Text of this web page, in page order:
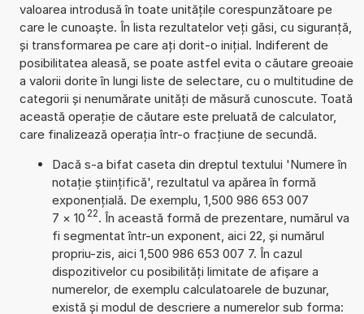
valoarea introdusă în toate unitățile corespunzătoare pe
care le cunoaște. În lista rezultatelor veți găsi, cu siguranță,
și transformarea pe care ați dorit-o inițial. Indiferent de
posibilitatea aleasă, se poate astfel evita o căutare greoaie
a valorii dorite în lungi liste de selectare, cu o multitudine de
categorii și nenumărate unități de măsură cunoscute. Toată
această operație de căutare este preluată de calculator,
care finalizează operația într-o fracțiune de secundă.
Dacă s-a bifat caseta din dreptul textului 'Numere în
notație științifică', rezultatul va apărea în formă
exponențială. De exemplu, 1,500 986 653 007
7 × 10 22. În această formă de prezentare, numărul va
fi segmentat într-un exponent, aici 22, și numărul
propriu-zis, aici 1,500 986 653 007 7. În cazul
dispozitivelor cu posibilități limitate de afișare a
numerelor, de exemplu calculatoarele de buzunar,
există și modul de descriere a numerelor sub forma: